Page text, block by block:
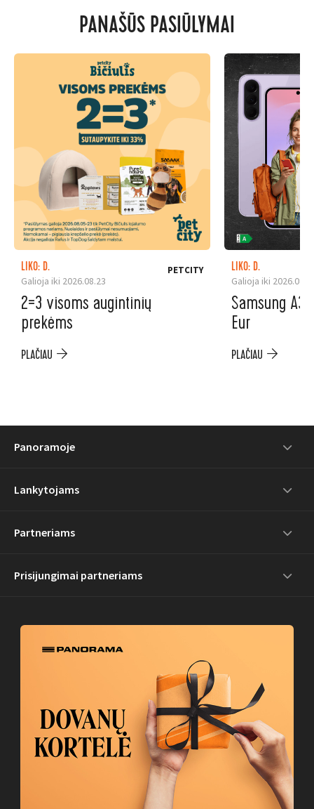
PANAŠŪS PASIŪLYMAI
LIKO: D.
Galioja iki 2026.08.23
PETCITY
2=3 visoms augintinių
prekėms
PLAČIAU
LIKO: D.
Galioja iki
Samsung
Eur
PLAČIAU
Panoramoje
Lankytojams
Partneriams
Prisijungimai partneriams